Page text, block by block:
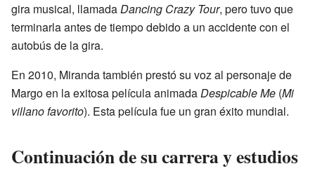
gira musical, llamadaDancing Crazy Tour, pero tuvo que
terminarla antes de tiempo debido a un accidente con el
autobús de la gira.
En 2010, Miranda también prestó su voz al personaje de
Margo en la exitosa película animadaDespicable Me (Mi
villano favorito). Esta película fue un gran éxito mundial.
Continuación de su carrera y estudios